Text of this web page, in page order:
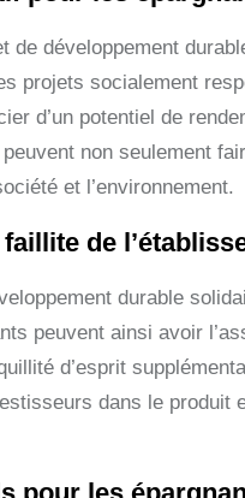
de développement
projets socialement
d’un potentiel de
non seulement
et l’environnement.
de
durable
peuvent ainsi avoir
d’esprit
dans le